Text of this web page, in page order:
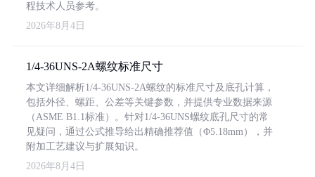
程技术人员参考。
2026年8月4日
1/4-36UNS-2A螺纹标准尺寸
本文详细解析1/4-36UNS-2A螺纹的标准尺寸及底孔计算，
包括外径、螺距、公差等关键参数，并提供专业数据来源
（ASME B1.1标准）。针对1/4-36UNS螺纹底孔尺寸的常
见疑问，通过公式推导给出精确推荐值（Φ5.18mm），并
附加工艺建议与扩展知识。
2026年8月4日